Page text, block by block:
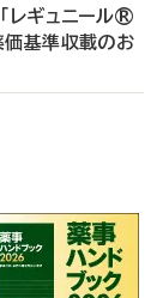
レギュニール®
基準収載のお